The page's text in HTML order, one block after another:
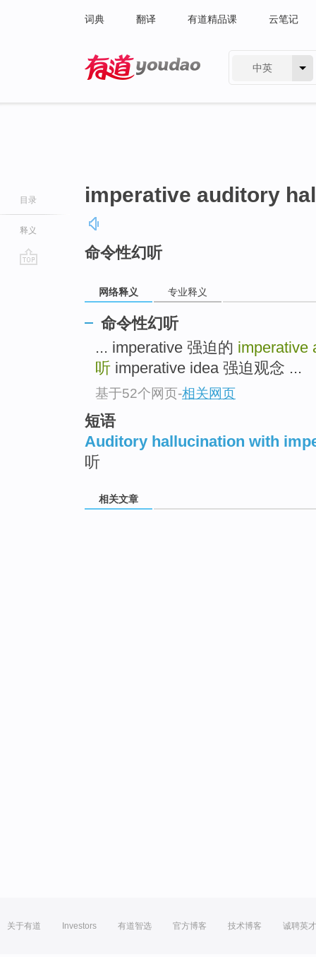
词典 翻译 有道精品课 云笔记
中英
目录
释义
imperative auditory
命令性幻听
网络释义 专业释义
命令性幻听
... imperative 强迫的 imperative
听 imperative idea 强迫观念 ...
基于52个网页-相关网页
短语
Auditory hallucination with
听
相关文章
关于有道 Investors 有道智选 官方博客 技术博客 诚聘英才